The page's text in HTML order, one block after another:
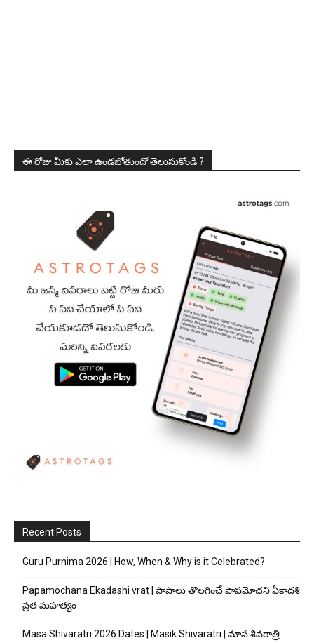
ఈ రోజు మీకు ఎలా ఉండబోతుందో తెలుసుకోండి ?
Recent Posts
Guru Purnima 2026 | How, When & Why is it Celebrated?
Papamochana Ekadashi vrat | పాపాలు తొలగించే పాపమోచని ఏకాదశి
వ్రత మహత్యం
Masa Shivaratri 2026 Dates | Masik Shivaratri | మాస శివరాత్రి